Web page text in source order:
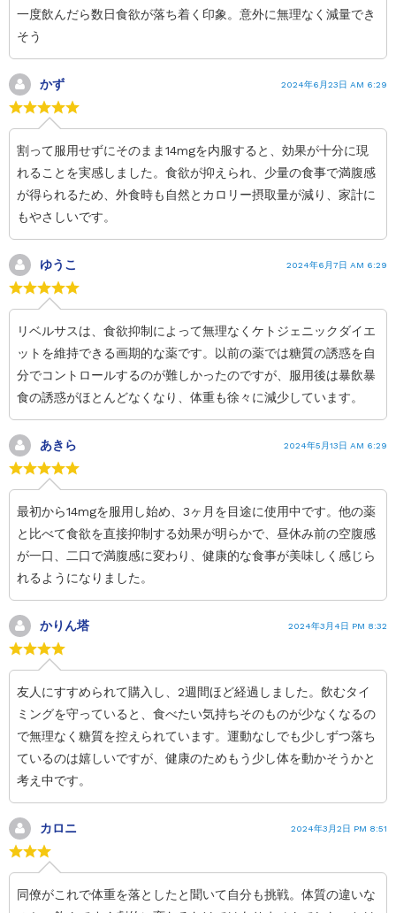
一度飲んだら数日食欲が落ち着く印象。意外に無理なく減量でき
そう
かず 2024年6月23日 AM 6:29
割って服用せずにそのまま14mgを内服すると、効果が十分に現
れることを実感しました。食欲が抑えられ、少量の食事で満腹感
が得られるため、外食時も自然とカロリー摂取量が減り、家計に
もやさしいです。
ゆうこ 2024年6月7日 AM 6:29
リベルサスは、食欲抑制によって無理なくケトジェニックダイエ
ットを維持できる画期的な薬です。以前の薬では糖質の誘惑を自
分でコントロールするのが難しかったのですが、服用後は暴飲暴
食の誘惑がほとんどなくなり、体重も徐々に減少しています。
あきら 2024年5月13日 AM 6:29
最初から14mgを服用し始め、3ヶ月を目途に使用中です。他の薬
と比べて食欲を直接抑制する効果が明らかで、昼休み前の空腹感
が一口、二口で満腹感に変わり、健康的な食事が美味しく感じら
れるようになりました。
かりん塔 2024年3月4日 PM 8:32
友人にすすめられて購入し、2週間ほど経過しました。飲むタイ
ミングを守っていると、食べたい気持ちそのものが少なくなるの
で無理なく糖質を控えられています。運動なしでも少しずつ落ち
ているのは嬉しいですが、健康のためもう少し体を動かそうかと
考え中です。
カロニ 2024年3月2日 PM 8:51
同僚がこれで体重を落としたと聞いて自分も挑戦。体質の違いな